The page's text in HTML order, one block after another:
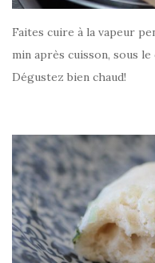
Faites cuire à la vapeur
min après cuisson, sous
Dégustez bien chaud!